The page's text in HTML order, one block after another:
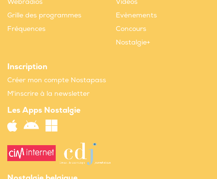
Webradios
Grille des programmes
Fréquences
Vidéos
Evènements
Concours
Nostalgie+
Inscription
Créer mon compte Nostapass
M'inscrire à la newsletter
Les Apps Nostalgie